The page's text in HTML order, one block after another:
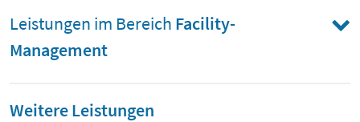
Leistungen im Bereich Facility-
Management
Weitere Leistungen